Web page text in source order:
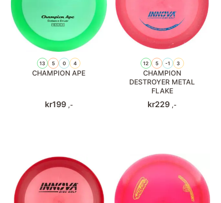
13 5 0 4
CHAMPION APE
kr199 ,-
12 5 -1 3
CHAMPION
DESTROYER METAL
FLAKE
kr229 ,-